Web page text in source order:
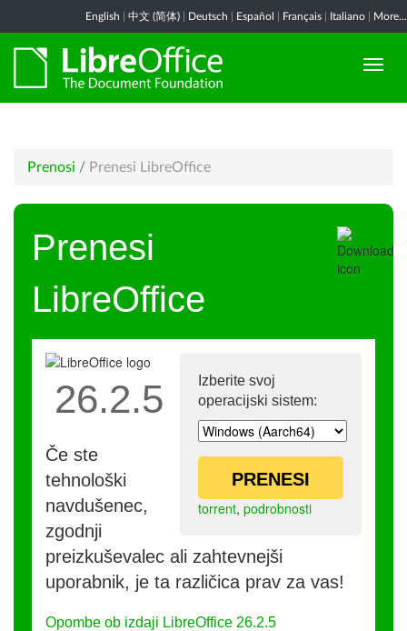
English 中文 (简体) Deutsch Español Français Italiano More...
Prenosi / Prenesi LibreOffice
Prenesi
LibreOffice
Izberite svoj
operacijski sistem:
PRENESI
torrent, podrobnosti
26.2.5
Če ste
tehnološki
navdušenec,
zgodnji
preizkuševalec ali zahtevnejši
uporabnik, je ta različica prav za vas!
Opombe ob izdaji LibreOffice 26.2.5